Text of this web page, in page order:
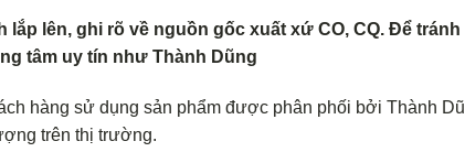
lắp lên, ghi rõ về nguồn gốc xuất xứ CO, CQ. Để
tâm uy tín như Thành Dũng
hàng sử dụng sản phẩm được phân phối bởi Thành
trên thị trường.